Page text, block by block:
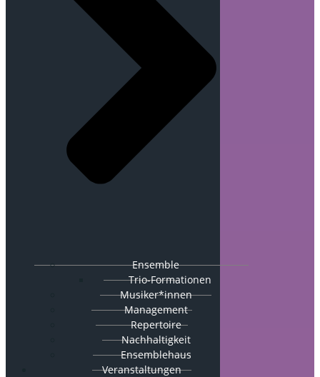
Ensemble
Trio-Formationen
Musiker*innen
Management
Repertoire
Nachhaltigkeit
Ensemblehaus
Veranstaltungen